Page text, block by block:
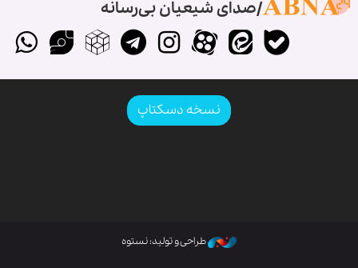
صدای شیعیان بی‌رسانه
نسخه دسکتاپ
طراحی و تولید: نستوه